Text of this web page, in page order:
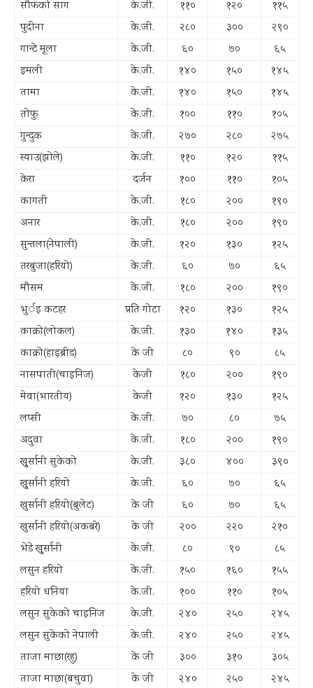
सौफको साग के.जी. ११० १२०
११५
पुदीना
के.जी. २८० ३००
२९०
गान्टे मूला
के.जी. ६० ७०
६५
इमली
के.जी. १४० १५०
१४५
तामा
के.जी. १४० १५०
१४५
तोफु
के.जी. १०० ११०
१०५
गुन्दुक
के.जी. २७० २८०
२७५
स्याउ(झोले)
के.जी. ११० १२०
११५
केरा
दर्जन १०० ११०
१०५
कागती
के.जी. १८० २००
१९०
अनार
के.जी. १८० २००
१९०
सुन्तला(नेपाली)
के.जी. १२० १३०
१२५
तरबुजा(हरियो)
के.जी. ६० ७०
६५
मौसम
के.जी. १८० २००
१९०
भुर्इ कटहर
प्रति गोटा १२० १३०
१२५
काक्रो(लोकल)
के.जी. १३० १४०
१३५
काक्रो(हाइब्रीड)
के जी ८० ९०
८५
नासपाती(चाइनिज)
केजी १८० २००
१९०
मेवा(भारतीय)
केजी १२० १३०
१२५
लप्सी
के.जी. ७० ८०
७५
अदुवा
के.जी. १८० २००
१९०
खु्र्सानी सुकेको
के.जी. ३८० ४००
३९०
खु्र्सानी हरियो
के.जी. ६० ७०
६५
खुर्सानी हरियो(बुलेट)
के जी ६० ७०
६५
खुर्सानी हरियो(अकबरे)
के जी २०० २२०
२१०
भेडे खु्र्सानी
के.जी. ८० ९०
८५
लसुन हरियो
के.जी. १५० १६०
१५५
हरियो धनिया
के.जी. १०० ११०
१०५
लसुन सुकेको चाइनिज
के.जी. २४० २५०
२४५
लसुन सुकेको नेपाली
के.जी. २४० २५०
२४५
ताजा माछा(रहु)
के जी ३०० ३१०
३०५
ताजा माछा(बचुवा)
के जी २४० २५०
२४५